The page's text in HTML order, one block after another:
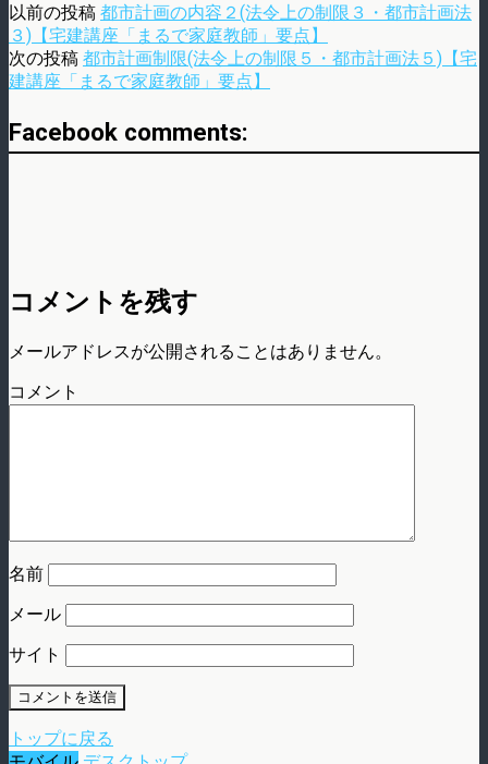
以前の投稿 都市計画の内容２(法令上の制限３・都市計画法
３)【宅建講座「まるで家庭教師」要点】
次の投稿 都市計画制限(法令上の制限５・都市計画法５)【宅
建講座「まるで家庭教師」要点】
Facebook comments:
コメントを残す
メールアドレスが公開されることはありません。
コメント
名前
メール
サイト
トップに戻る